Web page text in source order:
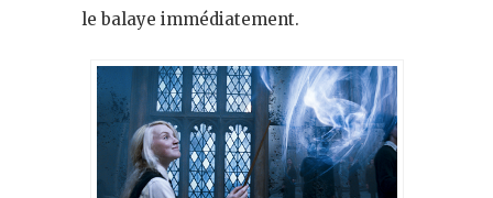
le balaye immédiatement.